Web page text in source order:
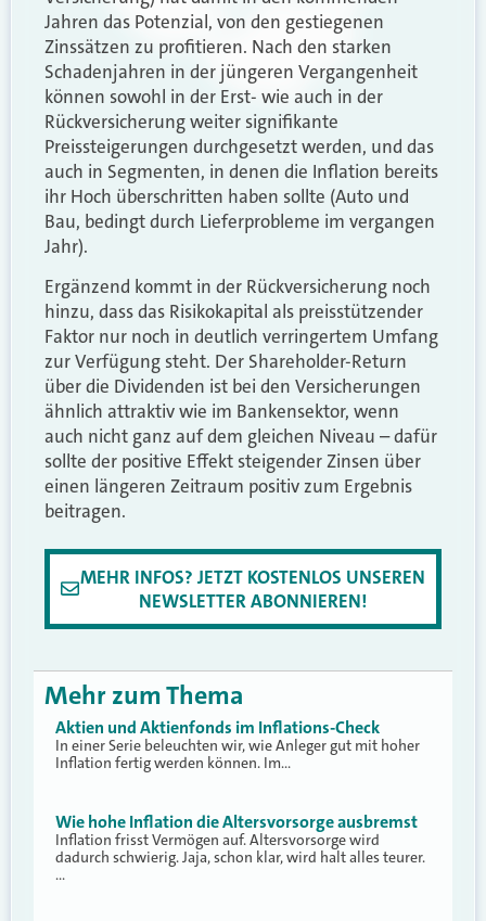
Jahren das Potenzial, von den gestiegenen
Zinssätzen zu profitieren. Nach den starken
Schadenjahren in der jüngeren Vergangenheit
können sowohl in der Erst- wie auch in der
Rückversicherung weiter signifikante
Preissteigerungen durchgesetzt werden, und das
auch in Segmenten, in denen die Inflation bereits
ihr Hoch überschritten haben sollte (Auto und
Bau, bedingt durch Lieferprobleme im vergangen
Jahr).
Ergänzend kommt in der Rückversicherung noch
hinzu, dass das Risikokapital als preisstützender
Faktor nur noch in deutlich verringertem Umfang
zur Verfügung steht. Der Shareholder-Return
über die Dividenden ist bei den Versicherungen
ähnlich attraktiv wie im Bankensektor, wenn
auch nicht ganz auf dem gleichen Niveau – dafür
sollte der positive Effekt steigender Zinsen über
einen längeren Zeitraum positiv zum Ergebnis
beitragen.
MEHR INFOS? JETZT KOSTENLOS UNSEREN
NEWSLETTER ABONNIEREN!
Mehr zum Thema
Aktien und Aktienfonds im Inflations-Check
In einer Serie beleuchten wir, wie Anleger gut mit hoher
Inflation fertig werden können. Im…
Wie hohe Inflation die Altersvorsorge ausbremst
Inflation frisst Vermögen auf. Altersvorsorge wird
dadurch schwierig. Jaja, schon klar, wird halt alles teurer.
…